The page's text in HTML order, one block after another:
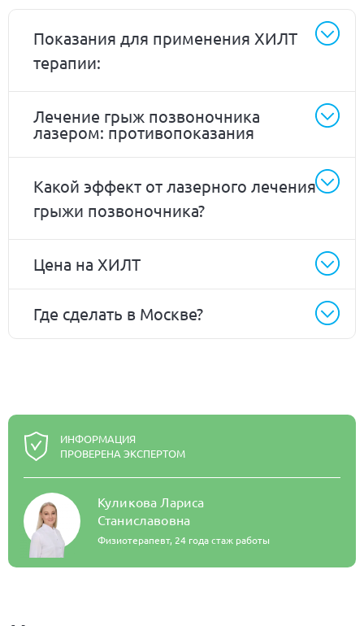
Показания для применения ХИЛТ
терапии:
Лечение грыж позвоночника
лазером: противопоказания
Какой эффект от лазерного лечения
грыжи позвоночника?
Цена на ХИЛТ
Где сделать в Москве?
ИНФОРМАЦИЯ
ПРОВЕРЕНА ЭКСПЕРТОМ
Куликова Лариса
Станиславовна
Физиотерапевт, 24 года стаж работы